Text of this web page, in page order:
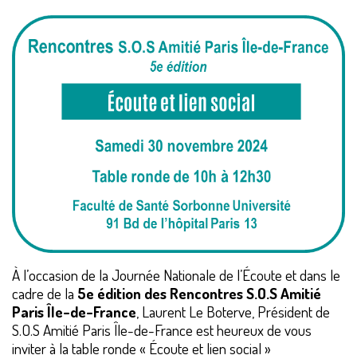
À l’occasion de la Journée Nationale de l’Écoute et dans le
cadre de la 5e édition des Rencontres S.O.S Amitié
Paris Île-de-France, Laurent Le Boterve, Président de
S.O.S Amitié Paris Île-de-France est heureux de vous
inviter à la table ronde « Écoute et lien social »